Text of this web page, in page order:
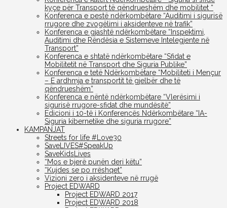
kyçe për Transport të qëndrueshëm dhe mobilitet “
Konferenca e pestë ndërkombëtare “Auditimi i sigurisë
rrugore dhe zvogëlimi i aksidenteve në trafik”
Konferenca e gjashtë ndërkombëtare “Inspektimi,
Auditimi dhe Rëndësia e Sistemeve Intelegjente në
Transport”
Konferenca e shtatë ndërkombëtare “Sfidat e
Mobilitetit në Transport dhe Siguria Publike”
Konferenca e tetë Ndërkombëtare “Mobiliteti i Mençur
– E ardhmja e transportit të gjelbër dhe të
qëndrueshëm”
Konferenca e nëntë ndërkombëtare “Vlerësimi i
sigurisë rrugore-sfidat dhe mundësitë”
Edicioni i 10-të i Konferencës Ndërkombëtare “IA-
Siguria kibernetike dhe siguria rrugore”
KAMPANJAT
Streets for life #Love30
SaveLIVES#SpeakUp
SaveKidsLives
“Mos e bjerë punën deri këtu”
“Kujdes se po rrëshqet”
Vizioni zero i aksidenteve në rrugë
Project EDWARD
Project EDWARD 2017
Project EDWARD 2018